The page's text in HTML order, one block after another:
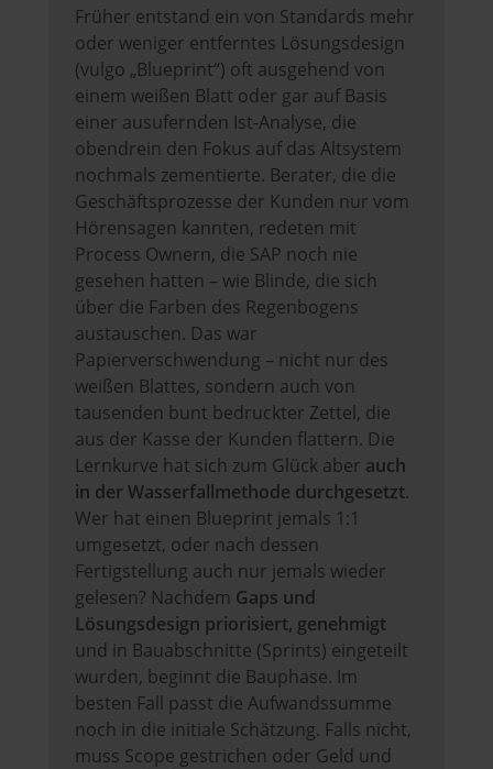
Früher entstand ein von Standards mehr
oder weniger entferntes Lösungsdesign
(vulgo „Blueprint“) oft ausgehend von
einem weißen Blatt oder gar auf Basis
einer ausufernden Ist-Analyse, die
obendrein den Fokus auf das Altsystem
nochmals zementierte. Berater, die die
Geschäftsprozesse der Kunden nur vom
Hörensagen kannten, redeten mit
Process Ownern, die SAP noch nie
gesehen hatten – wie Blinde, die sich
über die Farben des Regenbogens
austauschen. Das war
Papierverschwendung – nicht nur des
weißen Blattes, sondern auch von
tausenden bunt bedruckter Zettel, die
aus der Kasse der Kunden flattern. Die
Lernkurve hat sich zum Glück aber auch
in der Wasserfallmethode durchgesetzt.
Wer hat einen Blueprint jemals 1:1
umgesetzt, oder nach dessen
Fertigstellung auch nur jemals wieder
gelesen? Nachdem Gaps und
Lösungsdesign priorisiert, genehmigt
und in Bauabschnitte (Sprints) eingeteilt
wurden, beginnt die Bauphase. Im
besten Fall passt die Aufwandssumme
noch in die initiale Schätzung. Falls nicht,
muss Scope gestrichen oder Geld und